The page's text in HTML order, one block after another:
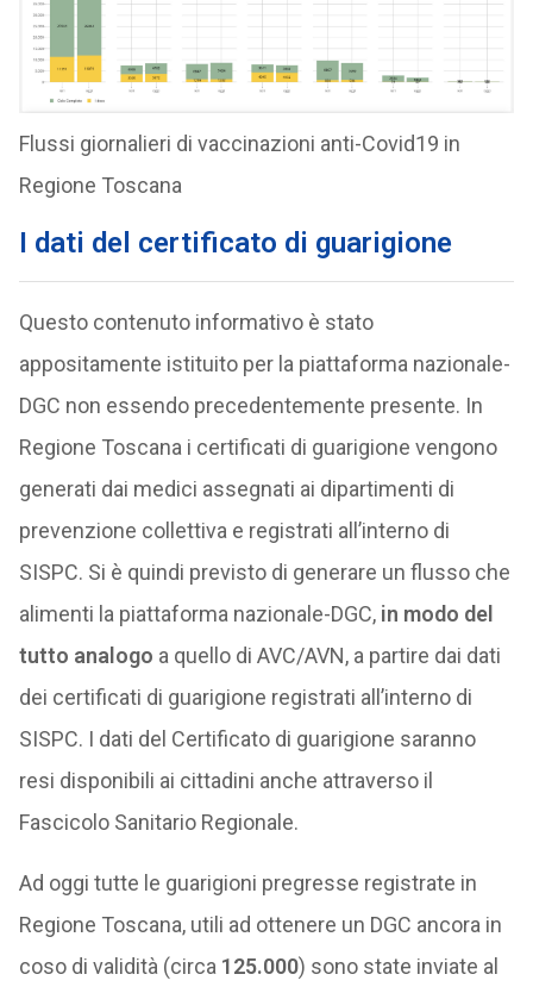
Flussi giornalieri di vaccinazioni anti-Covid19 in
Regione Toscana
I dati del certificato di guarigione
Questo contenuto informativo è stato
appositamente istituito per la piattaforma nazionale-
DGC non essendo precedentemente presente. In
Regione Toscana i certificati di guarigione vengono
generati dai medici assegnati ai dipartimenti di
prevenzione collettiva e registrati all’interno di
SISPC. Si è quindi previsto di generare un flusso che
alimenti la piattaforma nazionale-DGC, in modo del
tutto analogo a quello di AVC/AVN, a partire dai dati
dei certificati di guarigione registrati all’interno di
SISPC. I dati del Certificato di guarigione saranno
resi disponibili ai cittadini anche attraverso il
Fascicolo Sanitario Regionale.
Ad oggi tutte le guarigioni pregresse registrate in
Regione Toscana, utili ad ottenere un DGC ancora in
coso di validità (circa 125.000) sono state inviate al